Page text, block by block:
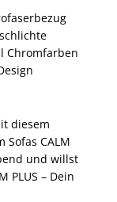
Chromfarben
diesem
Sofas CALM
und willst
PLUS – Dein